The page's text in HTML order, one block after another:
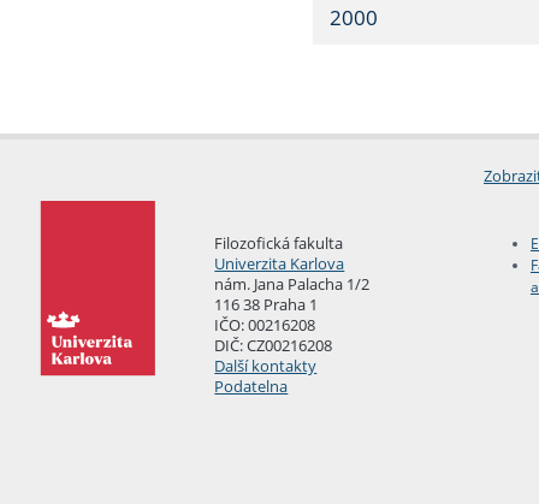
2000
Filozofická fakulta
Univerzita Karlova
nám. Jana Palacha 1/2
116 38 Praha 1
IČO: 00216208
DIČ: CZ00216208
Další kontakty
Podatelna